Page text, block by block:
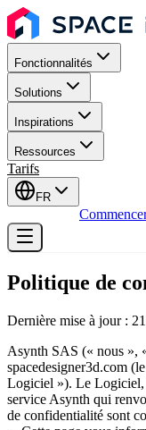
Fonctionnalités
Solutions
Inspirations
Ressources
Tarifs
FR
Politique de
Dernière mise à jour :
Asynth SAS (« nous »,
spacedesigner3d.com
Logiciel »). Le Logiciel,
service Asynth qui
de confidentialité sont